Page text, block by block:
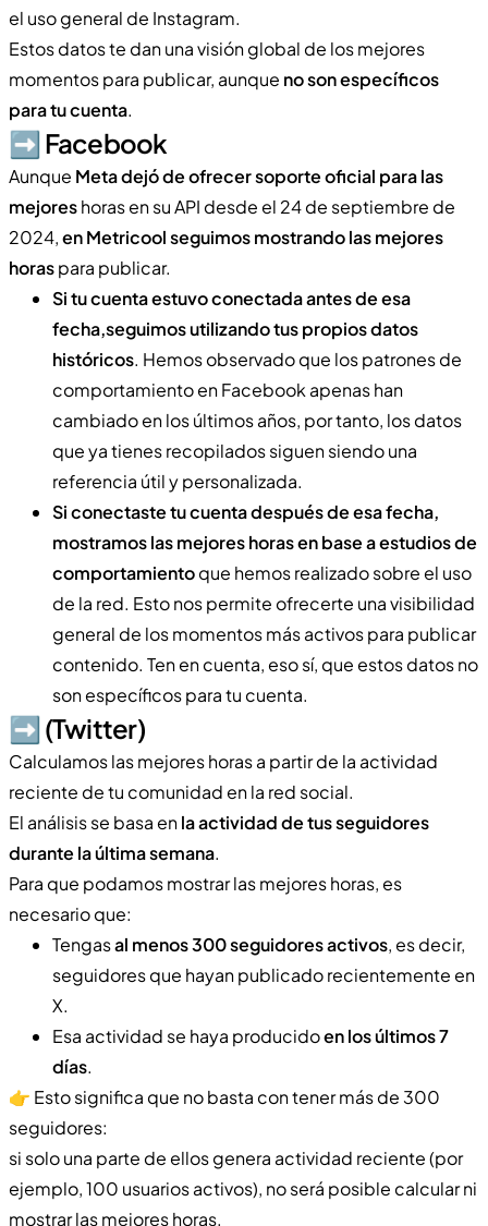
el uso general de Instagram.
Estos datos te dan una visión global de los mejores
momentos para publicar, aunque no son específicos
para tu cuenta.
➡️​ Facebook
Aunque Meta dejó de ofrecer soporte oficial para las
mejoreshoras en su API desde el 24 de septiembre de
2024,en Metricool seguimos mostrando las mejores
horaspara publicar.
Si tu cuenta estuvo conectada antes de esa
fecha,seguimos utilizando tus propios datos
históricos. Hemos observado que los patrones de
comportamiento en Facebook apenas han
cambiado en los últimos años, por tanto, los datos
que ya tienes recopilados siguen siendo una
referencia útil y personalizada.
Si conectaste tu cuenta después de esa fecha,
mostramos las mejores horas en base a estudios de
comportamientoque hemos realizado sobre el uso
de la red. Esto nos permite ofrecerte una visibilidad
general de los momentos más activos para publicar
contenido. Ten en cuenta, eso sí, que estos datos no
son específicos para tu cuenta.
➡️ (Twitter)
Calculamos las mejores horas a partir de la actividad
reciente de tu comunidad en la red social.
El análisis se basa enla actividad de tus seguidores
durante la última semana.
Para que podamos mostrar las mejores horas, es
necesario que:
Tengasal menos 300 seguidores activos, es decir,
seguidores que hayan publicado recientemente en
X.
Esa actividad se haya producidoen los últimos 7
días.
👉 Esto significa que no basta con tener más de 300
seguidores:
si solo una parte de ellos genera actividad reciente (por
ejemplo, 100 usuarios activos), no será posible calcular ni
mostrar las mejores horas.